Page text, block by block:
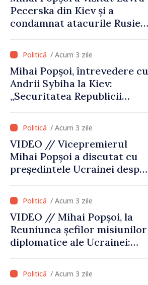
instituțională”
Pecerska din Kiev și a
condamnat atacurile Rusiei
cultural al Ucrainei
/ Acum 3 zile
Mihai Popșoi, întrevedere cu
Andrii Sybiha la Kiev:
„Securitatea Republicii
de securitatea Ucrainei”
/ Acum 3 zile
VIDEO // Vicepremierul
Mihai Popșoi a discutat cu
președintele Ucrainei despre
hidrologice din bazinul
râului Nistru și proiecte
comune în infrastructură și
energie
/ Acum 3 zile
VIDEO // Mihai Popșoi, la
Reuniunea șefilor misiunilor
diplomatice ale Ucrainei:
alegerea. Ne-am alăturat
Ucrainei”/ Acum 3 zile